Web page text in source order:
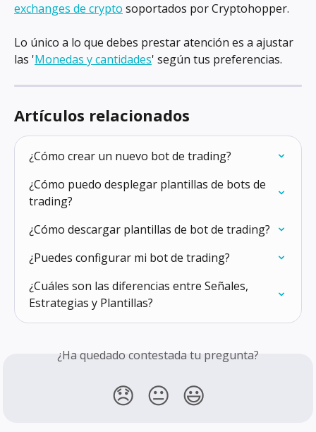
exchanges de crypto soportados por Cryptohopper.
Lo único a lo que debes prestar atención es a ajustar
las 'Monedas y cantidades' según tus preferencias.
Artículos relacionados
¿Cómo crear un nuevo bot de trading?
¿Cómo puedo desplegar plantillas de bots de
trading?
¿Cómo descargar plantillas de bot de trading?
¿Puedes configurar mi bot de trading?
¿Cuáles son las diferencias entre Señales,
Estrategias y Plantillas?
¿Ha quedado contestada tu pregunta?
😞 😐 😃